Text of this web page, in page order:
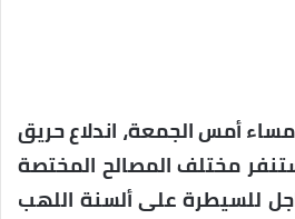
أمس الجمعة، اندلاع حريق
مختلف المصالح المختصة
للسيطرة على ألسنة اللهب